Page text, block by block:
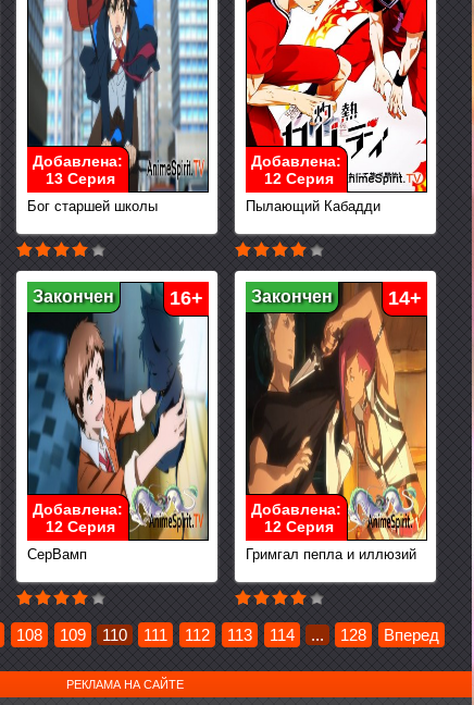
Бог старшей школы
Добавлена:
13 Серия
Пылающий Кабадди
Добавлена:
12 Серия
СерВамп
Закончен 16+
Добавлена:
12 Серия
Гримгал пепла и иллюзий
Закончен 14+
Добавлена:
12 Серия
108 109 110 111 112 113 114 ... 128 Вперед
РЕКЛАМА НА САЙТЕ